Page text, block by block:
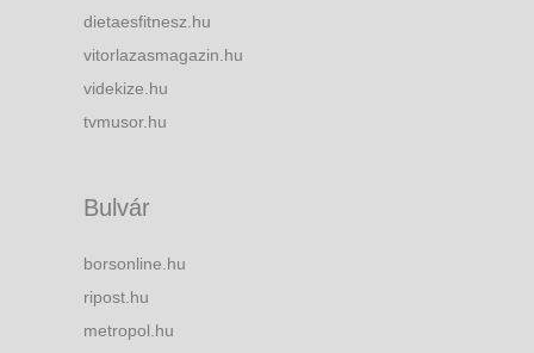
dietaesfitnesz.hu
vitorlazasmagazin.hu
videkize.hu
tvmusor.hu
Bulvár
borsonline.hu
ripost.hu
metropol.hu